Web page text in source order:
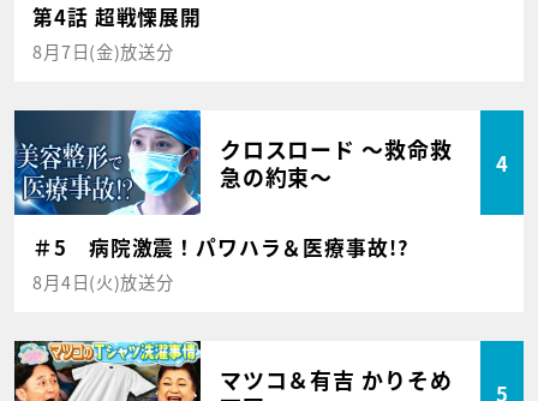
第4話 超戦慄展開
8月7日(金)放送分
クロスロード ～救命救
急の約束～
4
＃5 病院激震！パワハラ＆医療事故!?
8月4日(火)放送分
マツコ＆有吉 かりそめ
5